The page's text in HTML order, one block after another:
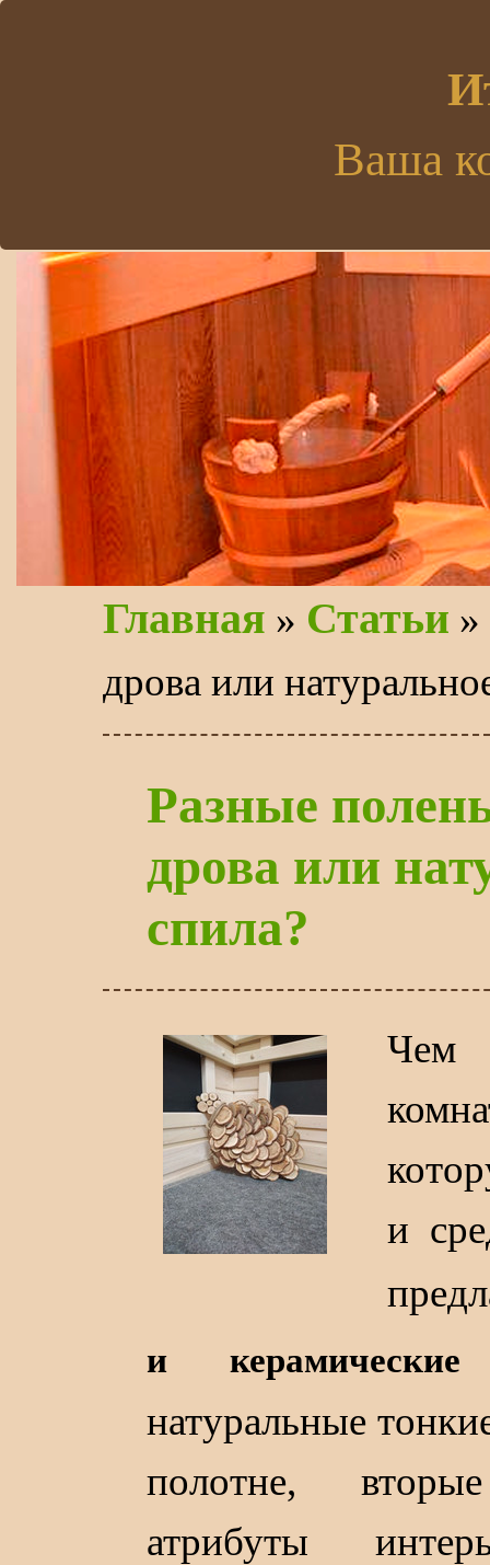
Главная » Статьи »
дрова или
Разные
дрова или
спила?
Чем
и
и
натуральные
полотне,
атрибуты
Ваша